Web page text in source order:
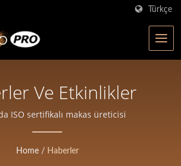
Türkçe
Ve Etkinlikler
ISO sertifikalı makas üreticisi
Home / Haberler